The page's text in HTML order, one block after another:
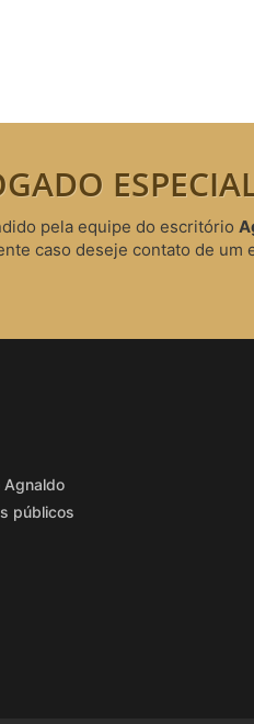
pela equipe do escritório
caso deseje contato de um
Agnaldo
públicos